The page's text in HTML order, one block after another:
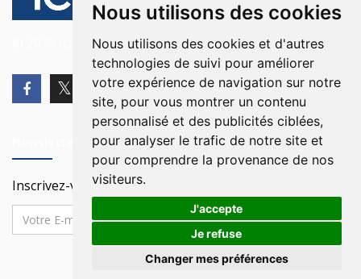
Nous utilisons des cookies
Nous utilisons des cookies et d'autres
technologies de suivi pour améliorer
votre expérience de navigation sur notre
site, pour vous montrer un contenu
personnalisé et des publicités ciblées,
pour analyser le trafic de notre site et
pour comprendre la provenance de nos
visiteurs.
J'accepte
Je refuse
Changer mes préférences
© 2026 Ici Beyrouth. Tous les droits sont réservés.
Inscrivez-vous à notre Newsletter